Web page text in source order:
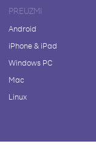
PREUZMI
Android
iPhone & iPad
Windows PC
Mac
Linux